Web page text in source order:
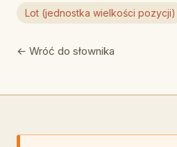
Lot (jednostka wielkości pozycji)
← Wróć do słownika